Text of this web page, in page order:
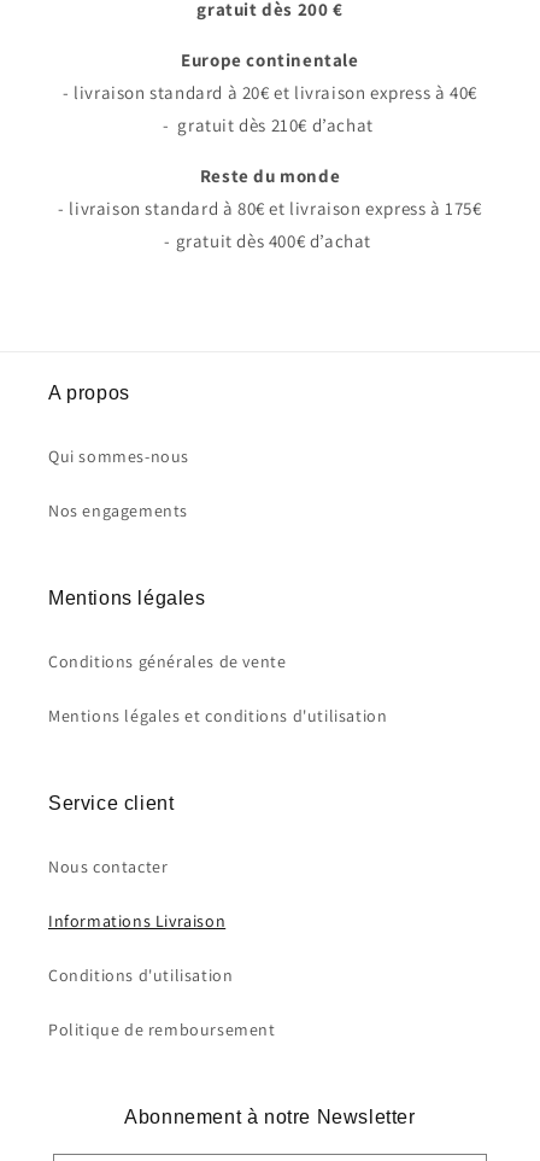
gratuit dès 200 €
Europe continentale
- livraison standard à 20€ et livraison express à 40€
- gratuit dès 210€ d’achat
Reste du monde
- livraison standard à 80€ et livraison express à 175€
- gratuit dès 400€ d’achat
A propos
Qui sommes-nous
Nos engagements
Mentions légales
Conditions générales de vente
Mentions légales et conditions d'utilisation
Service client
Nous contacter
Informations Livraison
Conditions d'utilisation
Politique de remboursement
Abonnement à notre Newsletter